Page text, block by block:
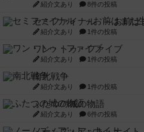
紹介文あり 8件の投稿
セミファイナル ～お前は
紹介文あり 1件の投稿
ワン・トゥ・ファイブ
紹介文あり 1件の投稿
南北戦争
紹介文あり 1件の投稿
ふたつの城の物語
紹介文あり 6件の投稿